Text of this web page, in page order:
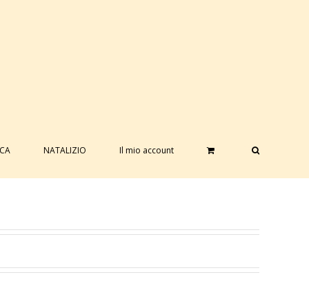
NATALIZIO Il mio account